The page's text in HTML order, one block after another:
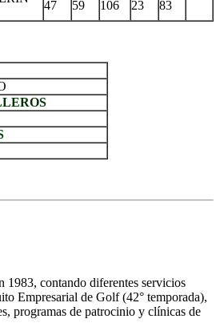
47 59 106 23 83
1983, contando diferentes servicios
Empresarial de Golf (42° temporada),
programas de patrocinio y clínicas de